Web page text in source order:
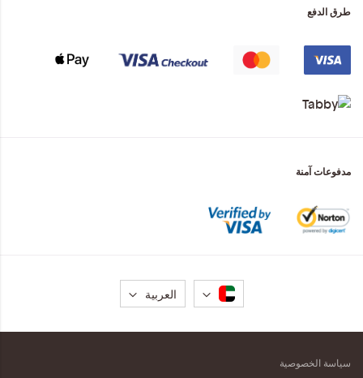
طرق الدفع
مدفوعات آمنة
لغة
العربية
سياسة الخصوصية